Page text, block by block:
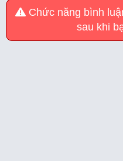
Chức năng bình
sau khi